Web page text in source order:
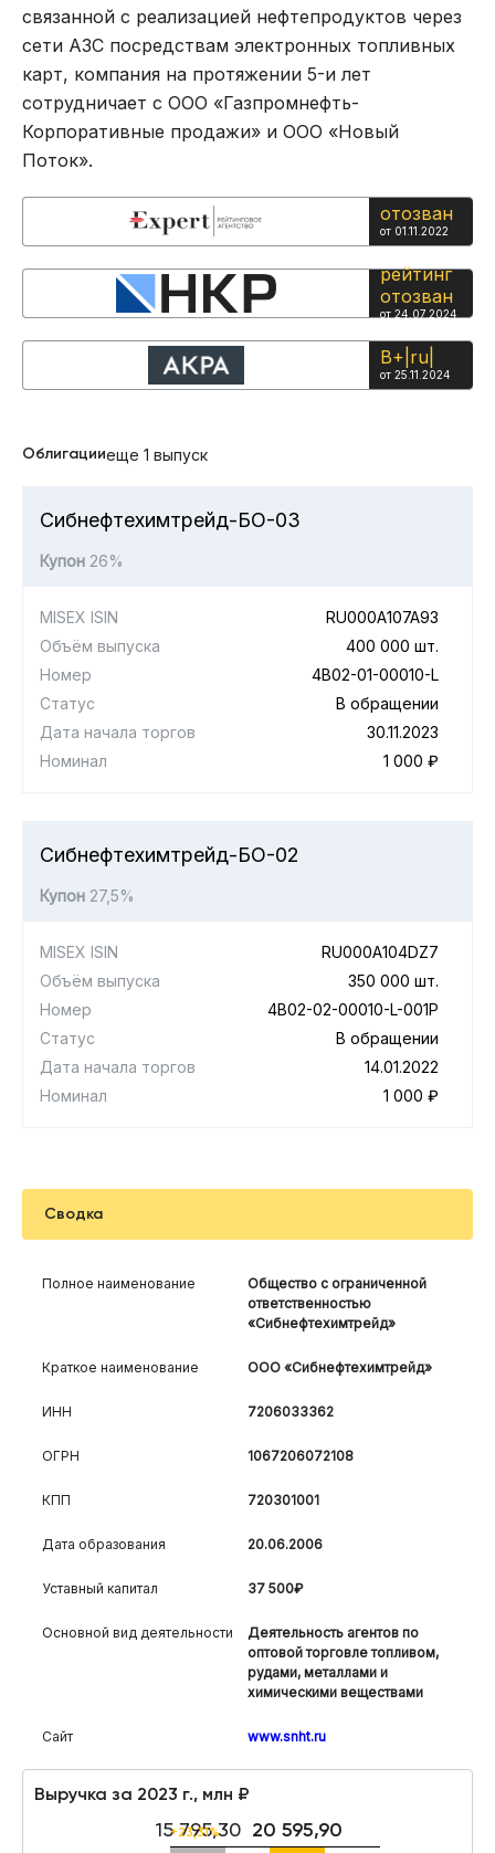
связанной с реализацией нефтепродуктов через
сети АЗС посредствам электронных топливных
карт, компания на протяжении 5-и лет
сотрудничает с ООО «Газпромнефть-
Корпоративные продажи» и ООО «Новый
Поток».
отозван
от 01.11.2022
рейтинг
отозван
от 24.07.2024
В+|ru|
от 25.11.2024
Облигацииеще 1 выпуск
Сибнефтехимтрейд-БО-03
Купон 26%
MISEX ISIN
RU000A107A93
Объём выпуска
400 000 шт.
Номер
4B02-01-00010-L
Статус
В обращении
Дата начала торгов
30.11.2023
Номинал
1 000 ₽
Сибнефтехимтрейд-БО-02
Купон 27,5%
MISEX ISIN
RU000A104DZ7
Объём выпуска
350 000 шт.
Номер
4B02-02-00010-L-001P
Статус
В обращении
Дата начала торгов
14.01.2022
Номинал
1 000 ₽
Сводка
Полное наименование
Общество с ограниченной
ответственностью
«Сибнефтехимтрейд»
Краткое наименование ООО «Сибнефтехимтрейд»
ИНН 7206033362
ОГРН 1067206072108
КПП 720301001
Дата образования 20.06.2006
Уставный капитал 37 500₽
Основной вид деятельности
Деятельность агентов по
оптовой торговле топливом,
рудами, металлами и
химическими веществами
Сайт www.snht.ru
Выручка за 2023 г., млн ₽
15 795,30 20 595,90
+23,31%